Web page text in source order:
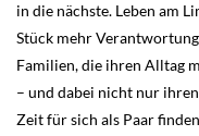
in die nächste. Leben am
Stück mehr
Familien, die ihren Alltag
– und dabei nicht nur
Zeit für sich als Paar